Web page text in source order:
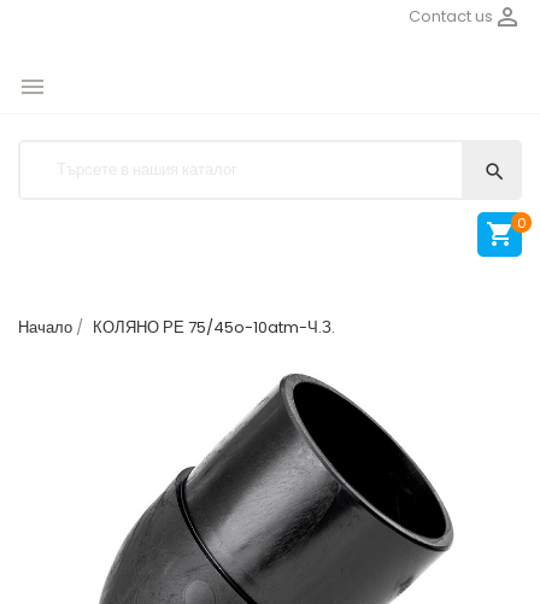

Contact us


 0
Начало КОЛЯНО РЕ 75/45o-10atm-Ч.З.